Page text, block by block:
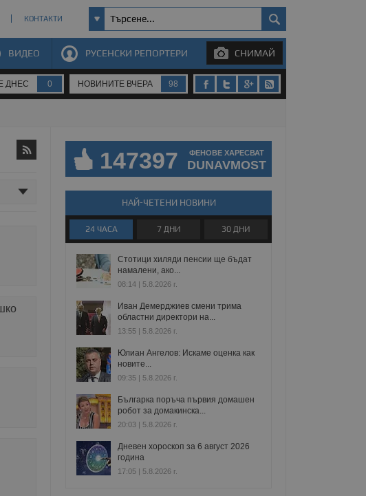
КОНТАКТИ
ВИДЕО РУСЕНСКИ РЕПОРТЕРИ СНИМАЙ
ДНЕС 0 НОВИНИТЕ ВЧЕРА 98
147397 ФЕНОВЕ ХАРЕСВАТ
DUNAVMOST
НАЙ-ЧЕТЕНИ НОВИНИ
24 ЧАСА 7 ДНИ 30 ДНИ
Стотици хиляди пенсии ще бъдат
намалени, ако...
08:14 | 5.8.2026 г.
Иван Демерджиев смени трима
областни директори на...
13:55 | 5.8.2026 г.
Юлиан Ангелов: Искаме оценка как
новите...
09:35 | 5.8.2026 г.
Българка поръча първия домашен
робот за домакинска...
20:03 | 5.8.2026 г.
Дневен хороскоп за 6 август 2026
година
17:05 | 5.8.2026 г.